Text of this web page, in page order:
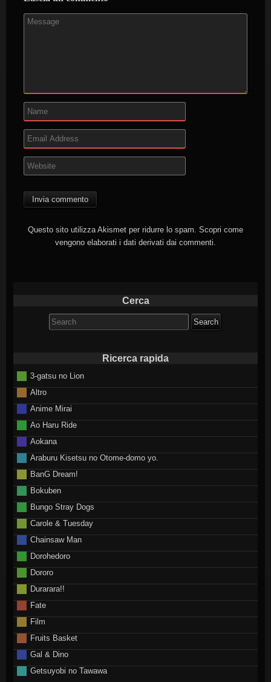
Questo sito utilizza Akismet per ridurre lo spam. Scopri come
vengono elaborati i dati derivati dai commenti
Cerca
Search
for:
Ricerca rapida
3-gatsu no Lion
Altro
Anime Mirai
Ao Haru Ride
Aokana
Araburu Kisetsu no Otome-domo yo.
BanG Dream!
Bokuben
Bungo Stray Dogs
Carole & Tuesday
Chainsaw Man
Dorohedoro
Dororo
Durarara!!
Fate
Film
Fruits Basket
Gal & Dino
Getsuyobi no Tawawa